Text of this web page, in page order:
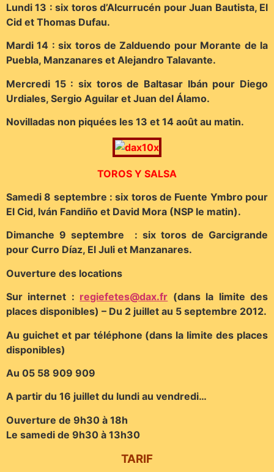
Lundi 13 : six toros d’Alcurrucén pour Juan Bautista, El
Cid et Thomas Dufau.
Mardi 14 : six toros de Zalduendo pour Morante de la
Puebla, Manzanares et Alejandro Talavante.
Mercredi 15 : six toros de Baltasar Ibán pour Diego
Urdiales, Sergio Aguilar et Juan del Álamo.
Novilladas non piquées les 13 et 14 août au matin.
TOROS Y SALSA
Samedi 8 septembre : six toros de Fuente Ymbro pour
El Cid, Iván Fandiño et David Mora (NSP le matin).
Dimanche 9 septembre : six toros de Garcigrande
pour Curro Díaz, El Juli et Manzanares.
Ouverture des locations
Sur internet : regiefetes@dax.fr (dans la limite des
places disponibles) – Du 2 juillet au 5 septembre 2012.
Au guichet et par téléphone (dans la limite des places
disponibles)
Au 05 58 909 909
A partir du 16 juillet du lundi au vendredi…
Ouverture de 9h30 à 18h
Le samedi de 9h30 à 13h30
TARIF